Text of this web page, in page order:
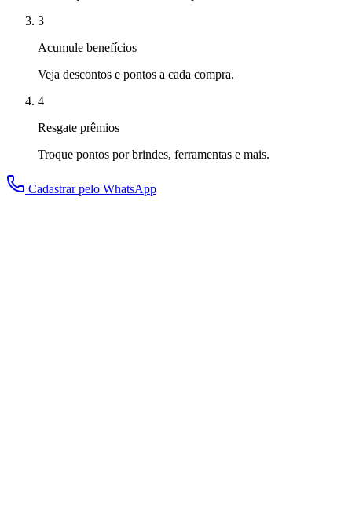
3
Acumule benefícios
Veja descontos e pontos a cada compra.
4
Resgate prêmios
Troque pontos por brindes, ferramentas e mais.
Cadastrar pelo WhatsApp